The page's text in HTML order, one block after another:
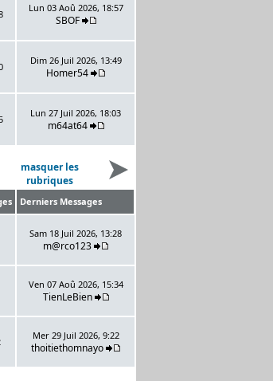
Lun 03 Aoû 2026, 18:57
SBOF
Dim 26 Juil 2026, 13:49
Homer54
Lun 27 Juil 2026, 18:03
m64at64
masquer les
rubriques
Derniers Messages
Sam 18 Juil 2026, 13:28
m@rco123
Ven 07 Aoû 2026, 15:34
TienLeBien
Mer 29 Juil 2026, 9:22
thoitiethomnayo